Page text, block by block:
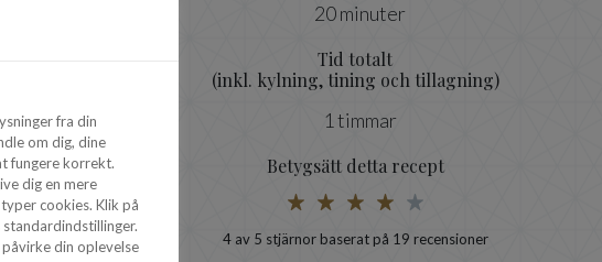
20 minuter
Tid totalt
(inkl. kylning, tining och tillagning)
1 timmar
Betygsätt detta recept
4av 5 stjärnor baserat på 19 recensioner
fra din
om dig, dine
fungere korrekt.
dig en mere
cookies. Klik på
din oplevelse